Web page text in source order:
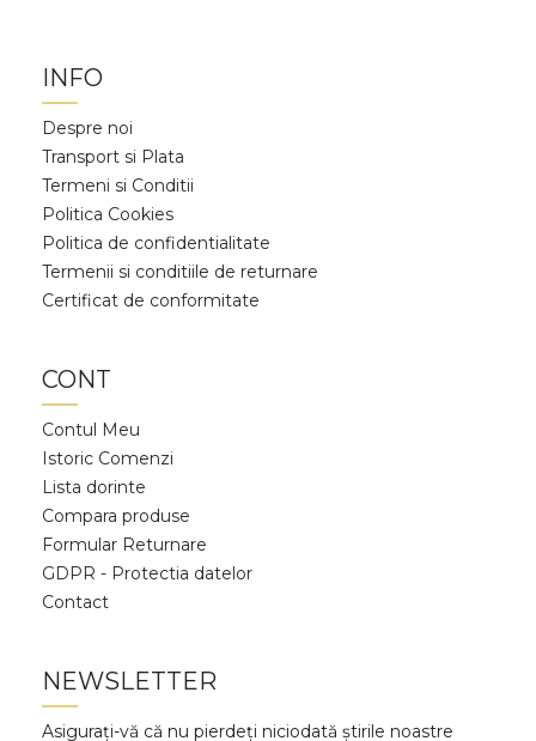
INFO
Despre noi
Transport si Plata
Termeni si Conditii
Politica Cookies
Politica de confidentialitate
Termenii si conditiile de returnare
Certificat de conformitate
CONT
Contul Meu
Istoric Comenzi
Lista dorinte
Compara produse
Formular Returnare
GDPR - Protectia datelor
Contact
NEWSLETTER
Asigurați-vă că nu pierdeți niciodată știrile noastre